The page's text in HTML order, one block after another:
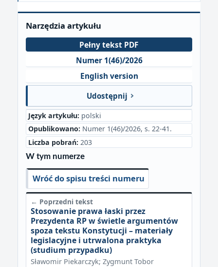
Narzędzia artykułu
Pełny tekst PDF
Numer 1(46)/2026
English version
Udostępnij
Język artykułu: polski
Opublikowano: Numer 1(46)/2026, s. 22-41.
Liczba pobrań: 203
W tym numerze
Wróć do spisu treści numeru
← Poprzedni tekst
Stosowanie prawa łaski przez
Prezydenta RP w świetle argumentów
spoza tekstu Konstytucji – materiały
legislacyjne i utrwalona praktyka
(studium przypadku)
Sławomir Piekarczyk; Zygmunt Tobor